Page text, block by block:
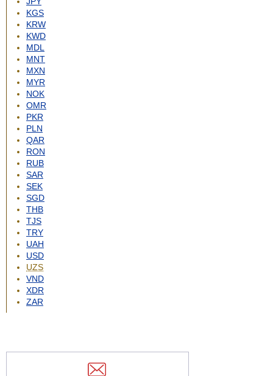
KGS
KRW
KWD
MDL
MNT
MXN
MYR
NOK
OMR
PKR
PLN
QAR
RON
RUB
SAR
SEK
SGD
THB
TJS
TRY
UAH
USD
UZS
VND
XDR
ZAR